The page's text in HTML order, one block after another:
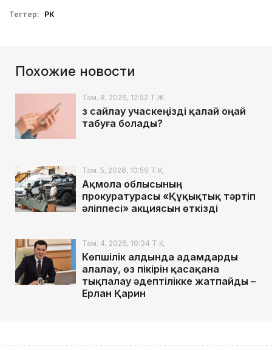
Тегтер: РК
Похожие новости
Там. 8, 2026, 12:52 Т.Ж.
Өз сайлау учаскеңізді қалай оңай
табуға болады?
Там. 5, 2026, 10:59 Т.Қ.
Ақмола облысының
прокуратурасы «Құқықтық тәртіп
әліппесі» акциясын өткізді
Там. 4, 2026, 10:34 Т.Қ.
Көпшілік алдында адамдарды
алалау, өз пікірін қасақана
тықпалау әдептілікке жатпайды –
Ерлан Қарин